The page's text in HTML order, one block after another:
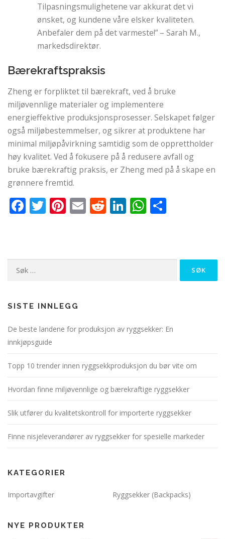
Tilpasningsmulighetene var akkurat det vi
ønsket, og kundene våre elsker kvaliteten.
Anbefaler dem på det varmeste!” – Sarah M.,
markedsdirektør.
Bærekraftspraksis
Zheng er forpliktet til bærekraft, ved å bruke
miljøvennlige materialer og implementere
energieffektive produksjonsprosesser. Selskapet følger
også miljøbestemmelser, og sikrer at produktene har
minimal miljøpåvirkning samtidig som de opprettholder
høy kvalitet. Ved å fokusere på å redusere avfall og
bruke bærekraftig praksis, er Zheng med på å skape en
grønnere fremtid.
Facebook
Twitter
Pinterest
EmailReddit
LinkedIn
WhatsApp
Søk
SISTE INNLEGG
De beste landene for produksjon av ryggsekker: En
innkjøpsguide
Topp 10 trender innen ryggsekkproduksjon du bør vite om
Hvordan finne miljøvennlige og bærekraftige ryggsekker
Slik utfører du kvalitetskontroll for importerte ryggsekker
Finne nisjeleverandører av ryggsekker for spesielle markeder
KATEGORIER
Importavgifter Ryggsekker (Backpacks)
NYE PRODUKTER